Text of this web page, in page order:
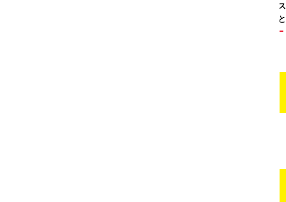
。ガソリンス
タンドや整備工場の既存インフラを活用すること
リー